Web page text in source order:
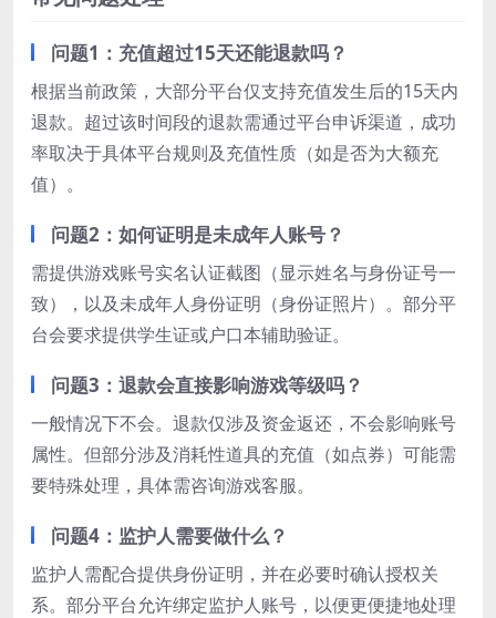
问题1：充值超过15天还能退款吗？
根据当前政策，大部分平台仅支持充值发生后的15天内
退款。超过该时间段的退款需通过平台申诉渠道，成功
率取决于具体平台规则及充值性质（如是否为大额充
值）。
问题2：如何证明是未成年人账号？
需提供游戏账号实名认证截图（显示姓名与身份证号一
致），以及未成年人身份证明（身份证照片）。部分平
台会要求提供学生证或户口本辅助验证。
问题3：退款会直接影响游戏等级吗？
一般情况下不会。退款仅涉及资金返还，不会影响账号
属性。但部分涉及消耗性道具的充值（如点券）可能需
要特殊处理，具体需咨询游戏客服。
问题4：监护人需要做什么？
监护人需配合提供身份证明，并在必要时确认授权关
系。部分平台允许绑定监护人账号，以便更便捷地处理